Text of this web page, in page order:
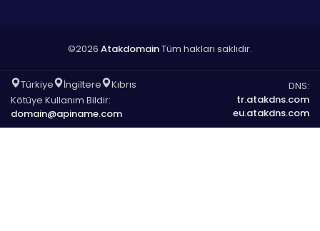
©2026 AtakdomainTüm hakları saklıdır.
Türkiye İngiltere
Kıbrıs
Kötüye Kullanım Bildir:
domain@apiname.com
DNS:
tr.atakdns.com
eu.atakdns.com